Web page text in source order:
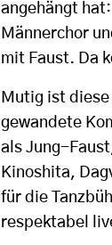
angehängt
Männerchor
mit Faust. Da
Mutig ist
gewandete
als Jung-
Kinoshita,
für die
respektabel